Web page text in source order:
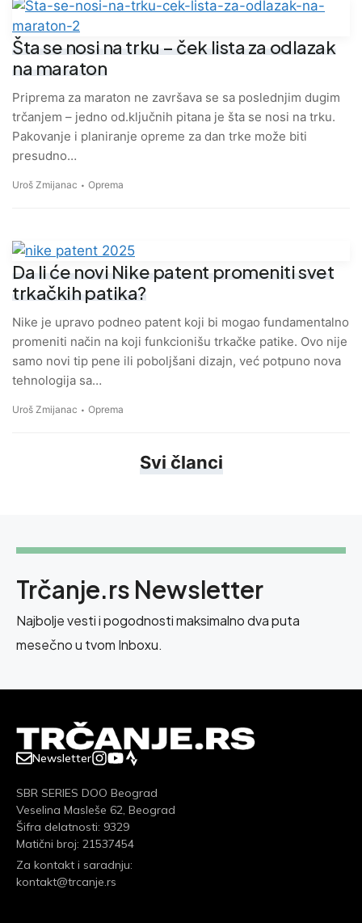
Šta se nosi na trku – ček lista za odlazak
na maraton
Priprema za maraton ne završava se sa poslednjim dugim
trčanjem – jedno od.ključnih pitana je šta se nosi na trku.
Pakovanje i planiranje opreme za dan trke može biti
presudno…
Uroš Zmijanac Oprema
Da li će novi Nike patent promeniti svet
trkačkih patika?
Nike je upravo podneo patent koji bi mogao fundamentalno
promeniti način na koji funkcionišu trkačke patike. Ovo nije
samo novi tip pene ili poboljšani dizajn, već potpuno nova
tehnologija sa…
Uroš Zmijanac Oprema
Svi članci
Trčanje.rs Newsletter
Najbolje vesti i pogodnosti maksimalno dva puta
mesečno u tvom Inboxu.
Newsletter
SBR SERIES DOO Beograd
Veselina Masleše 62, Beograd
Šifra delatnosti: 9329
Matični broj: 21537454
Za kontakt i saradnju:
kontakt@trcanje.rs